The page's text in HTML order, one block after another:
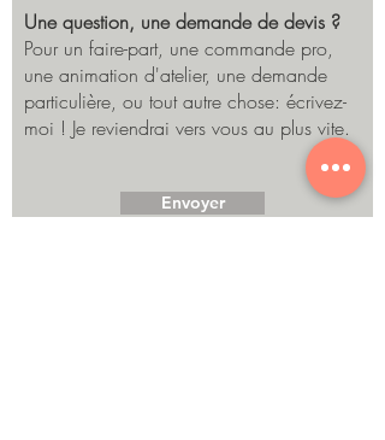
Une question, une demande de devis ?
Pour un faire-part, une commande pro,
une animation d'atelier, une demande
particulière, ou tout autre chose: écrivez-
moi ! Je reviendrai vers vous au plus vite.
Envoyer